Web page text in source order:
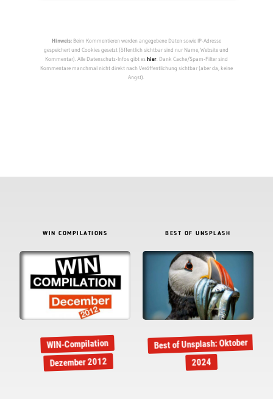
Hinweis:Beim Kommentieren werden angegebene Daten sowie IP-Adresse
gespeichert und Cookies gesetzt (öffentlich sichtbar sind nur Name, Website und
Kommentar). Alle Datenschutz-Infos gibt eshier. Dank Cache/Spam-Filter sind
Kommentare manchmal nicht direkt nach Veröffentlichung sichtbar (aber da, keine
Angst).
WIN COMPILATIONS
WIN-Compilation
Dezember 2012
BEST OF UNSPLASH
Best of Unsplash: Oktober
2024